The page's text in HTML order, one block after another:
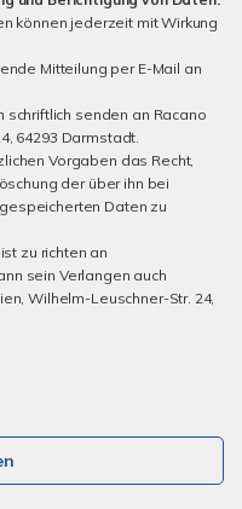
können jederzeit mit Wirkung
Mitteilung per E-Mail an
schriftlich senden an Racano
64293 Darmstadt.
Vorgaben das Recht,
der über ihn bei
Daten zu
zu richten an
sein Verlangen auch
Wilhelm-Leuschner-Str. 24,